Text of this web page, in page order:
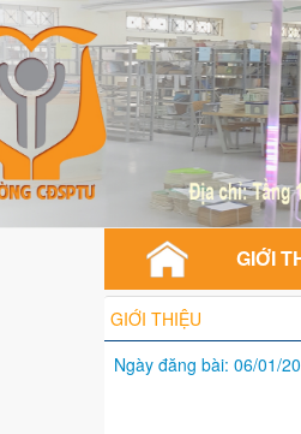
GIỚI
GIỚI THIỆU
Ngày đăng bài: 06/01/